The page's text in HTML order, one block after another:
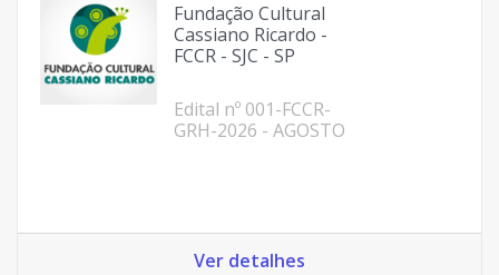
Fundação Cultural
Cassiano Ricardo -
FCCR - SJC - SP
Edital nº 001-FCCR-
GRH-2026 - AGOSTO
Ver detalhes